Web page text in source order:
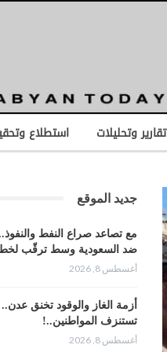
تقارير وتحليلات استطلاع
جديد الموقع
مع تصاعد صراع النفط
ضد السعودية وسط ترقّب لخطوة
أغسطس 8, 2026
أزمة الغاز والوقود تخنق
تستنزف المواطنين..!
أغسطس 8, 2026